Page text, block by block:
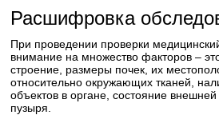
Расшифровка
При проведении проверки
внимание на множество факторов –
строение, размеры почек, их
относительно окружающих тканей,
объектов в органе, состояние
пузыря.